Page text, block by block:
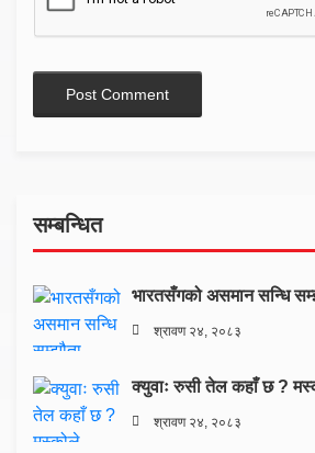
सम्बन्धित
भारतसँगको असमान सन्धि
श्रावण २४, २०८३
क्युवाः रुसी तेल कहाँ छ ?
श्रावण २४, २०८३